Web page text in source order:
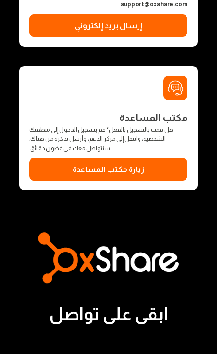
support@oxshare.com
إرسال بريد إلكتروني
مكتب المساعدة
هل قمت بالتسجيل بالفعل؟ قم بتسجيل الدخول إلى منطقتك
الشخصية، وانتقل إلى مركز الدعم، وأرسل تذكرة من هناك.
سنتواصل معك في غضون دقائق.
زيارة مكتب المساعدة
ابقى على تواصل